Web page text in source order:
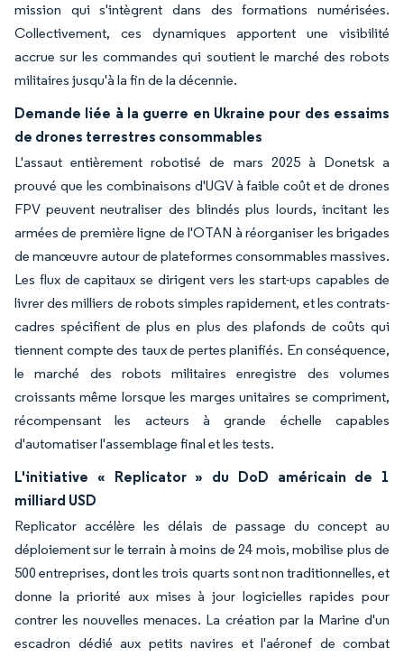
mission qui s'intègrent dans des formations numérisées.
Collectivement, ces dynamiques apportent une visibilité
accrue sur les commandes qui soutient le marché des robots
militaires jusqu'à la fin de la décennie.
Demande liée à la guerre en Ukraine pour des essaims
de drones terrestres consommables
L'assaut entièrement robotisé de mars 2025 à Donetsk a
prouvé que les combinaisons d'UGV à faible coût et de drones
FPV peuvent neutraliser des blindés plus lourds, incitant les
armées de première ligne de l'OTAN à réorganiser les brigades
de manœuvre autour de plateformes consommables massives.
Les flux de capitaux se dirigent vers les start-ups capables de
livrer des milliers de robots simples rapidement, et les contrats-
cadres spécifient de plus en plus des plafonds de coûts qui
tiennent compte des taux de pertes planifiés. En conséquence,
le marché des robots militaires enregistre des volumes
croissants même lorsque les marges unitaires se compriment,
récompensant les acteurs à grande échelle capables
d'automatiser l'assemblage final et les tests.
L'initiative « Replicator » du DoD américain de 1
milliard USD
Replicator accélère les délais de passage du concept au
déploiement sur le terrain à moins de 24 mois, mobilise plus de
500 entreprises, dont les trois quarts sont non traditionnelles, et
donne la priorité aux mises à jour logicielles rapides pour
contrer les nouvelles menaces. La création par la Marine d'un
escadron dédié aux petits navires et l'aéronef de combat